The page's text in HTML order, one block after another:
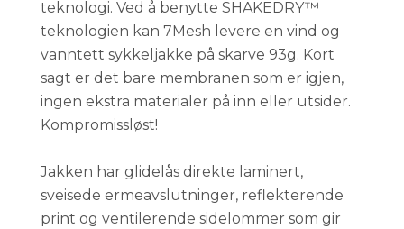
teknologi. Ved å benytte SHAKEDRY™
teknologien kan 7Mesh levere en vind og
vanntett sykkeljakke på skarve 93g. Kort
sagt er det bare membranen som er igjen,
ingen ekstra materialer på inn eller utsider.
Kompromissløst!
Jakken har glidelås direkte laminert,
sveisede ermeavslutninger, reflekterende
print og ventilerende sidelommer som gir